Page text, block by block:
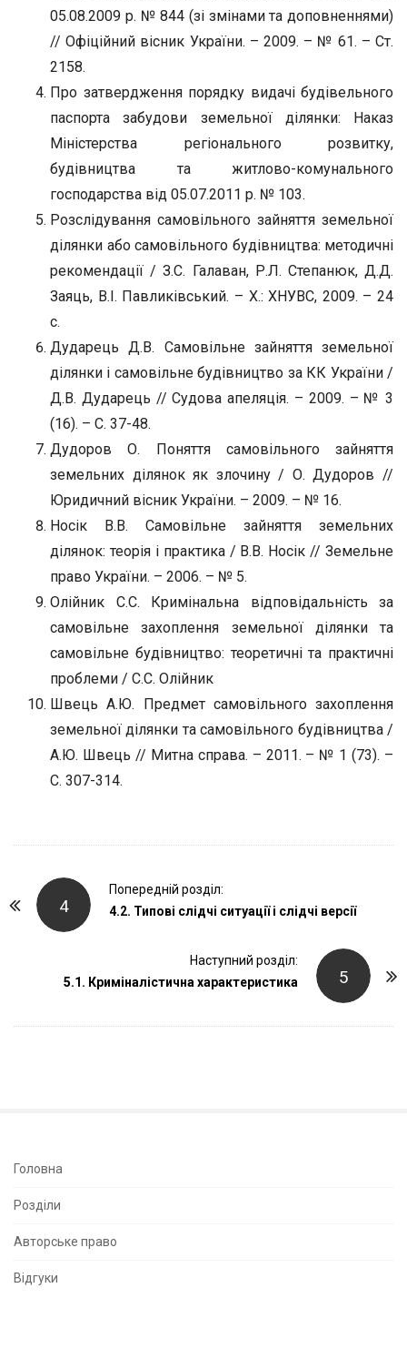
05.08.2009 р. № 844 (зі змінами та доповненнями)
// Офіційний вісник України. – 2009. – № 61. – Ст.
2158.
Про затвердження порядку видачі будівельного
паспорта забудови земельної ділянки: Наказ
Міністерства регіонального розвитку,
будівництва та житлово-комунального
господарства від 05.07.2011 р. № 103.
Розслідування самовільного зайняття земельної
ділянки або самовільного будівництва: методичні
рекомендації / З.С. Галаван, Р.Л. Степанюк, Д.Д.
Заяць, В.І. Павликівський. – Х.: ХНУВС, 2009. – 24
с.
Дударець Д.В. Самовільне зайняття земельної
ділянки і самовільне будівництво за КК України /
Д.В. Дударець // Судова апеляція. – 2009. – № 3
(16). – С. 37-48.
Дудоров О. Поняття самовільного зайняття
земельних ділянок як злочину / О. Дудоров //
Юридичний вісник України. – 2009. – № 16.
Носік В.В. Самовільне зайняття земельних
ділянок: теорія і практика / В.В. Носік // Земельне
право України. – 2006. – № 5.
Олійник С.С. Кримінальна відповідальність за
самовільне захоплення земельної ділянки та
самовільне будівництво: теоретичні та практичні
проблеми / С.С. Олійник
Швець А.Ю. Предмет самовільного захоплення
земельної ділянки та самовільного будівництва /
А.Ю. Швець // Митна справа. – 2011. – № 1 (73). –
С. 307-314.
4
Попередній розділ:
4.2. Типові слідчі ситуації і слідчі версії
5
Наступний розділ:
5.1. Криміналістична характеристика
S
e
S
Головна
Розділи
Авторське право
Відгуки